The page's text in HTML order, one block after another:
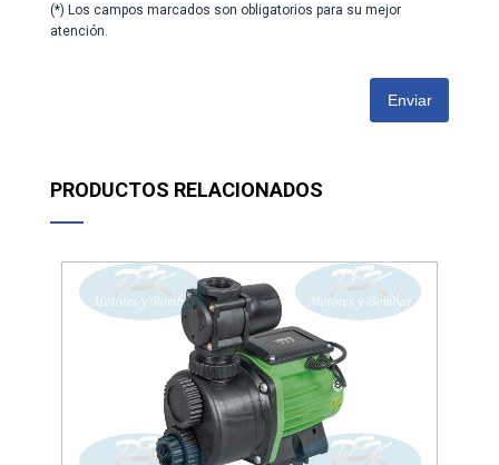
(*) Los campos marcados son obligatorios para su mejor
atención.
Enviar
PRODUCTOS RELACIONADOS